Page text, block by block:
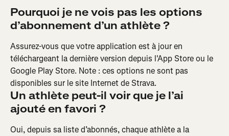
Pourquoi je ne vois pas les options
d’abonnement d’un athlète ?
Assurez-vous que votre application est à jour en
téléchargeant la dernière version depuis l'App Store ou le
Google Play Store. Note : ces options ne sont pas
disponibles sur le site Internet de Strava.
Un athlète peut-il voir que je l’ai
ajouté en favori ?
Oui, depuis sa liste d’abonnés, chaque athlète a la